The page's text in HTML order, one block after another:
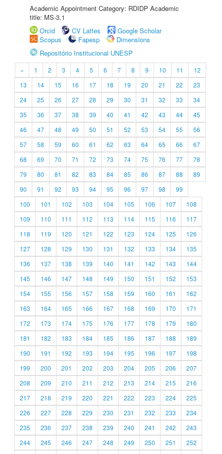
Academic Appointment Category: RDIDP Academic
title: MS-3.1
Orcid
CV Lattes
Google Scholar
Scopus
Fapesp
Dimensions
Repositório Institucional UNESP
« 1 2 3 4 5 6 7 8 9 10 11
12
13
14 15 16 17 18 19 20 21 22
23
24
25 26 27 28 29 30 31 32 33
34
35
36 37 38 39 40 41 42 43 44
45
46
47 48 49 50 51 52 53 54 55
56
57
58 59 60 61 62 63 64 65 66
67
68
69 70 71 72 73 74 75 76 77
78
79
80 81 82 83 84 85 86 87 88
89
90
91 92 93 94 95 96 97 98
99
100
101 102 103 104 105 106 107
108
109
110 111 112 113 114 115 116
117
118
119 120 121 122 123 124 125
126
127
128 129 130 131 132 133 134
135
136
137 138 139 140 141 142 143
144
145
146 147 148 149 150 151 152
153
154
155 156 157 158 159 160 161
162
163
164 165 166 167 168 169 170
171
172
173 174 175 176 177 178 179
180
181
182 183 184 185 186 187 188
189
190
191 192 193 194 195 196 197
198
199
200 201 202 203 204 205 206
207
208
209 210 211 212 213 214 215
216
217
218 219 220 221 222 223 224
225
226
227 228 229 230 231 232 233
234
235
236 237 238 239 240 241 242
243
244
245 246 247 248 249 250 251
252